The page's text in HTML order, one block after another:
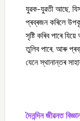
যুৱক-যুৱতী আছে,
প্ৰব্ৰজন কৰিলে
সৃষ্টি কৰিব পাৰে
তুলিব পাৰে, আৰু
যেনে স্থানান্তৰ
দৈনন্দিন জীৱনত